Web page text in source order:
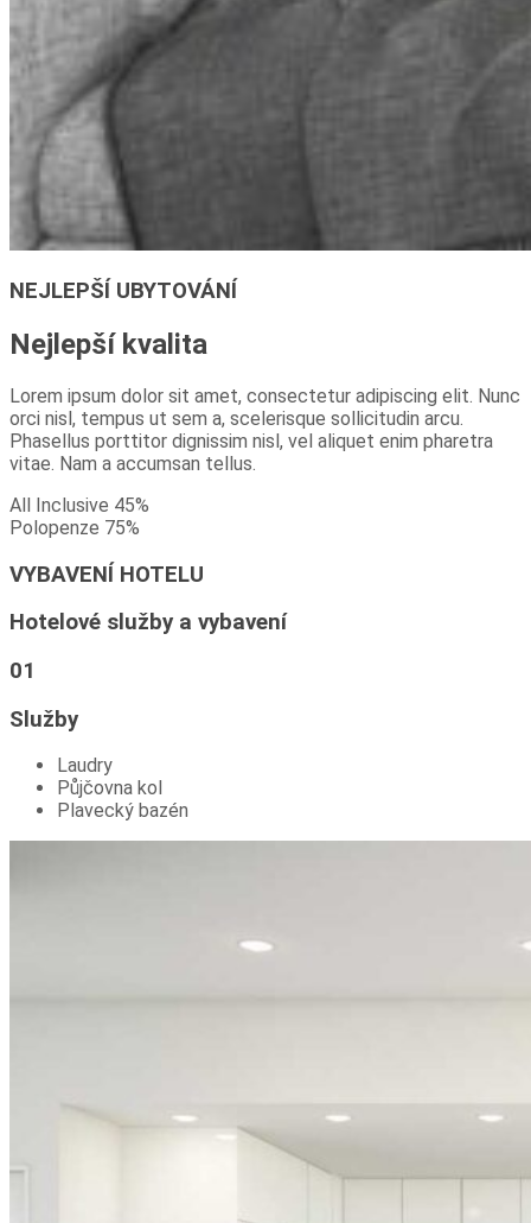
NEJLEPŠÍ UBYTOVÁNÍ
Nejlepší kvalita
Lorem ipsum dolor sit amet, consectetur adipiscing elit. Nunc
orci nisl, tempus ut sem a, scelerisque sollicitudin arcu.
Phasellus porttitor dignissim nisl, vel aliquet enim pharetra
vitae. Nam a accumsan tellus.
All Inclusive 45%
Polopenze 75%
VYBAVENÍ HOTELU
Hotelové služby a vybavení
01
Služby
Laudry
Půjčovna kol
Plavecký bazén